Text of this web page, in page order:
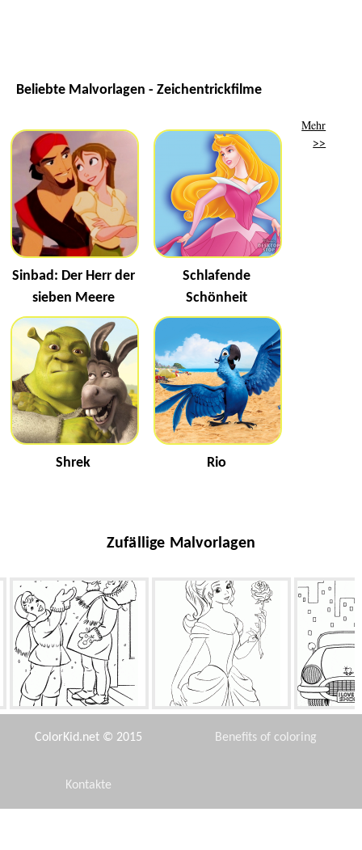
Beliebte Malvorlagen - Zeichentrickfilme
Sinbad: Der Herr der
sieben Meere
Schlafende
Schönheit
Shrek Rio
Mehr
>>
Zufällige Malvorlagen
Kinder fangen
Princess hält eine Rose
ColorKid.net © 2015 Benefits of coloring
Kontakte